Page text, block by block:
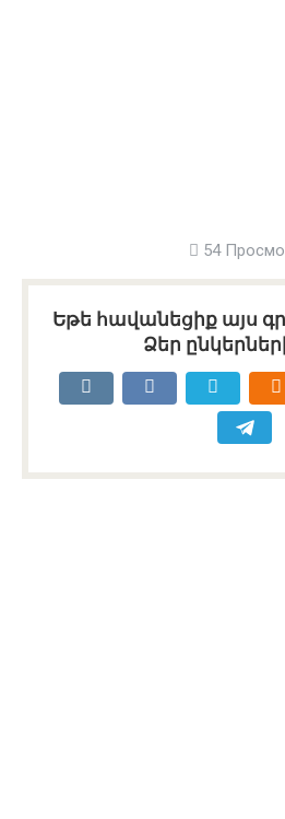
54
Եթե հավանեցիք այս
Ձեր